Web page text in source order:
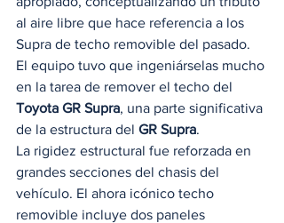
al aire libre que hace referencia a los
Supra de techo removible del pasado.
El equipo tuvo que ingeniárselas mucho
en la tarea de remover el techo del
Toyota GR Supra, una parte significativa
de la estructura del GR Supra.
La rigidez estructural fue reforzada en
grandes secciones del chasis del
vehículo. El ahora icónico techo
removible incluye dos paneles